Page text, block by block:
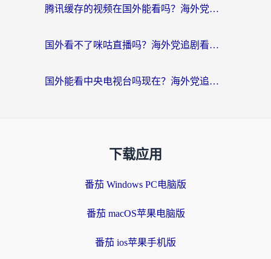
腾讯缓存的视频在国外能看吗？海外党追剧看片的终极解决方案
国外看不了咪咕直播吗？海外党追剧看片的加速器选择指南
国外能看中央电视台吗现在？海外党追剧看央视的实用指南
下载应用
番茄 Windows PC电脑版
番茄 macOS苹果电脑版
番茄 ios苹果手机版